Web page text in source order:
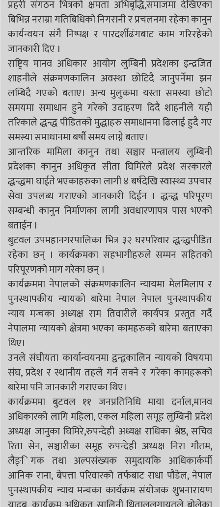
प्रहरी संगठन भित्रको क्षमता अभिबृद्धि,समाजमा देखिएका
बिभिन्न नराम्रा गतिबिधिको निगरानी र प्रचलनमा रहेका कानुन
कार्यन्वयन संगै निष्पक्ष र पारदर्शीढंगबाट काम गरिरहेको
जानकारी दिए ।
राष्ट्रिय मानव अधिकार आयोग लुम्बिनी प्रदेशका इन्द्रजित
शाहनीले संक्रमणकालिन अवस्था छोटिदै जानुपर्नेमा झन
लम्बिदै गएको बताए। अन्य मुलुकमा यस्ता समस्या छोटो
समयमा समाधान हुने गरेको उदाहरण दिदै शाहनीले यही
तरिकाले द्धन्द्ध पीडितको मुद्धाहरु समाधानमा ढिलाई हुदै गए
समस्या समाधानमा बर्षौ समय लाग्ने बताए।
आन्तरिक मामिला कानुन तथा सञ्चार मन्त्रालय लुम्बिनी
प्रदेशका कानुन अधिकृत सीता घिमिरेले प्रदेश सरकारले
द्धन्द्धमा घाईते भएकाहरुका लागी ४ बर्षदेखि स्वास्थ्य उपचार
सेवा उपलब्ध गराएको जानकारी दिईन । द्धन्द्ध परिपूरण
सम्बन्धी कानुन निर्माणका लागी अवधारणापत्र पास भएको
बताईन ।
बुटवल उपमहानगरपालिका भित्र ३२ घरपरिवार द्धन्द्धपीडित
रहेका छन् । कार्यक्रमका सहभागीहरुले सम्मन सहितको
परिपूरणको माग गरेका छन् ।
कार्यक्रममा नेपालको संक्रमणकालिन न्यायमा मेलमिलाप र
पुनस्थापकीय न्यायको बारेमा नेपाल नेपाल पुनस्थापकीय
न्याय मन्चका अध्यक्ष राम तिवारीले कार्यपत्र प्रस्तुत गर्दै
नेपालमा न्यायको क्षेत्रमा भएका कामहरुको बारेमा बताएका
थिए।
उनले संघीयता कार्यान्वयनमा द्वन्द्वकालिन न्यायको विषयमा
संघ, प्रदेश र स्थानीय तहले गर्न सक्ने र गरेका कामहरूको
बारेमा पनि जानकारी गराएका थिए।
कार्यक्रममा बुटवल ११ जनप्रतिनिधि माया दर्नाल,मानव
अधिकारको लागि महिला, एकल महिला समूह लुम्बिनी प्रदेश
अध्यक्ष जानुका घिमिरे,रुपन्देही अध्यक्ष राधिका श्रेष्ठ, सचिव
रिता सेन, सञ्चारीका समूह रुपन्देही अध्यक्ष निरा गौतम,
लैङ्िगक तथा अल्पसंख्यक समुदायकि आधिकार्कर्मी
आनिक राना, बेपत्ता परिवारको तर्फबाट राधा पौडेल, नेपाल
पुनस्थापकीय न्याय मन्चका कार्यक्रम संयोजक शुभनारायण